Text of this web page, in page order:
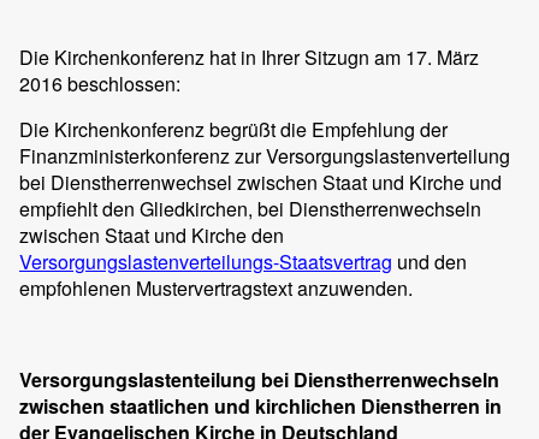
Die Kirchenkonferenz hat in Ihrer Sitzugn am 17. März
2016 beschlossen:
Die Kirchenkonferenz begrüßt die Empfehlung der
Finanzministerkonferenz zur Versorgungslastenverteilung
bei Dienstherrenwechsel zwischen Staat und Kirche und
empfiehlt den Gliedkirchen, bei Dienstherrenwechseln
zwischen Staat und Kirche den
Versorgungslastenverteilungs-Staatsvertrag und den
empfohlenen Mustervertragstext anzuwenden.
Versorgungslastenteilung bei Dienstherrenwechseln
zwischen staatlichen und kirchlichen Dienstherren in
der Evangelischen Kirche in Deutschland